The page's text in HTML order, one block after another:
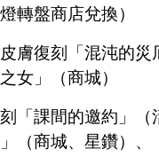
轉盤商店兌換）
膚復刻「混沌的災
女」（商城）
「課間的邀約」（
（商城、星鑽）、